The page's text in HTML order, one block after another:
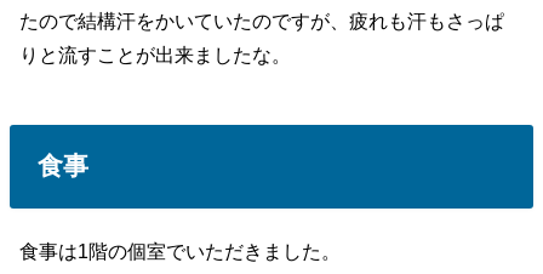
たので結構汗をかいていたのですが、疲れも汗もさっぱ
りと流すことが出来ましたな。
食事
食事は1階の個室でいただきました。